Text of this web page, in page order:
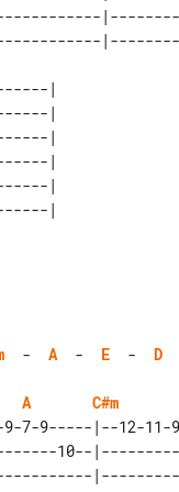
|
|
|
|
|
  -
A
  -
E
  -
D
A C#m
9-7-9-----|--12-
10--